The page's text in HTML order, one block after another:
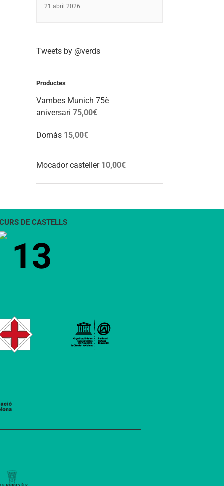
21 abril 2026
Tweets by @verds
Productes
Vambes Munich 75è
aniversari 75,00€
Domàs 15,00€
Mocador casteller 10,00€
DE CASTELLS
13